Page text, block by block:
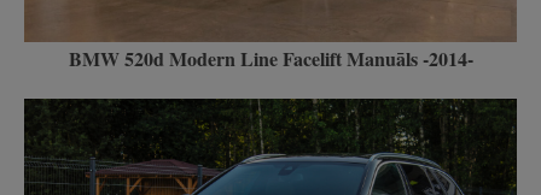
BMW 520d Modern Line Facelift Manuāls -2014-